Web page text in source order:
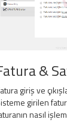
&
giriş ve
girilen
nasıl